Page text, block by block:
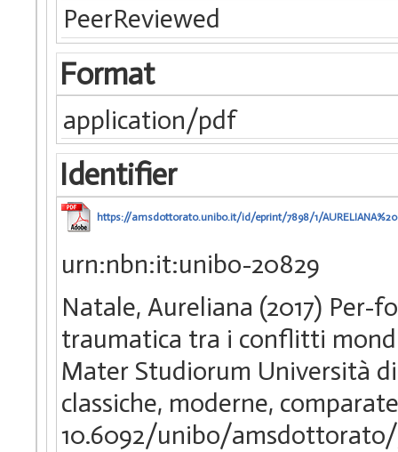
PeerReviewed
Format
application/pdf
Identifier
https://amsdottorato.unibo.it/id/eprint/7898/1/
urn:nbn:it:unibo-20829
Natale, Aureliana (2017)
traumatica tra i conflitti
Mater Studiorum Università
classiche, moderne,
10.6092/unibo/